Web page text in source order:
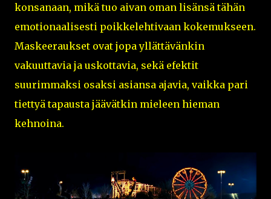
konsanaan, mikä tuo aivan oman lisänsä tähän
emotionaalisesti poikkelehtivaan kokemukseen.
Maskeeraukset ovat jopa yllättävänkin
vakuuttavia ja uskottavia, sekä efektit
suurimmaksi osaksi asiansa ajavia, vaikka pari
tiettyä tapausta jäävätkin mieleen hieman
kehnoina.